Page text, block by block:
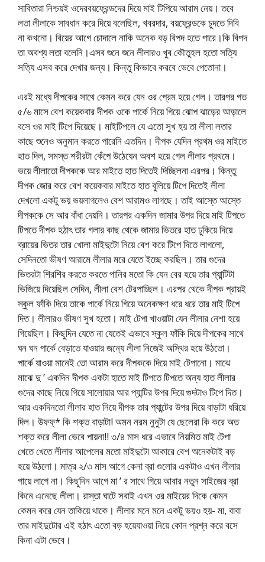
সাবিতারা নিশ্চয়ই ওদেরবয়ফ্রেন্ডদের দিয়ে মাই টিপিয়ে আরাম নেয়। তবে
লতা লীলাকে সাবধান করে দিয়ে বলেছিল, খবরদার, বয়ফ্রেন্ডকে চুদতে দিবি
না কখনো। বিয়ের আগে চোদালে নাকি অনেক বড় বিপদ হতে পারে।কি বিপদ
তা অবশ্য লতা বলেনি।এসব শুনে শুনে লীলারও খুব কৌতুহল হতো সত্যি
সত্যি এসব করে দেখার জন্য। কিন্তু কিভাবে করবে ভেবে পেতোনা।
এরই মধ্যে দীপকের সাথে কেমন করে যেন ওর প্রেম হয়ে গেল। তারপর গত
৫/৬ মাসে বেশ কয়েকবার দীপক ওকে পার্কে নিয়ে গিয়ে ঝোপ ঝাড়ের আড়ালে
বসে ওর মাই টিপে দিয়েছে। মাইটিপলে যে এতো সুখ হয় তা লীলা লতার
কাছে শুনেও অনুমান করতে পারেনি এতদিন। দীপক যেদিন প্রথম ওর মাইতে
হাত দিল, সমস্ত শরীরটা কেঁপে উঠেযেন অবশ হয়ে গেল লীলার প্রথমে।
ভয়ে লীলাতো দীপককে আর মাইতে হাত দিতেই দিচ্ছিলনা এরপর। কিন্তু
দীপক জোর করে বেশ কয়েকবার মাইতে হাত বুলিয়ে টিপে দিতেই লীলা
দেখলো একটু ভয় ভয়লাগলেও বেশ আরামও লাগছে। তাই আস্তে আস্তে
দীপককে সে আর বাঁধা দেয়নি। তারপর একদিন জামার উপর দিয়ে মাই টিপতে
টিপতে দীপক হঠাৎ তার গলার কাছ থেকে জামার ভিতরে হাত ঢুকিয়ে দিয়ে
ব্রায়ের ভিতর তার খোলা মাইদুটো নিয়ে বেশ করে টিপে দিতে লাগলো,
সেদিনতো ভীষণ আরামে লীলার মরে যেতে ইচ্ছে করছিল। তার গুদের
ভিতরটা শিরশির করতে করতে পানির মতো কি যেন বের হয়ে তার প্যান্টিটা
ভিজিয়ে দিয়েছিল সেদিন, লীলা বেশ টেরপাচ্ছিল। এরপর থেকে দীপক প্রায়ই
স্কুল ফাঁকি দিয়ে তাকে পার্কে নিয়ে গিয়ে অনেকক্ষণ ধরে ধরে তার মাই টিপে
দিত। লীলারও ভীষণ সুখ হতো। মাই টেপা খাওয়াটা যেন লীলার নেশা হয়ে
গিয়েছিল। কিছুদিন যেতে না যেতেই এভাবে স্কুল ফাঁকি দিয়ে দীপকের সাথে
ঘন ঘন পার্কে বেড়াতে যাওয়ার জন্যে লীলা নিজেই অস্থির হয়ে উঠতো।
পার্কে যাওয়া মানেই তো আরাম করে দীপককে দিয়ে মাই টেপানো। মাঝে
মাঝে দু ’ একদিন দীপক একটা হাতে মাই টিপতে টিপতে অন্য হাত লীলার
গুদের কাছে নিয়ে গিয়ে সালোয়ার আর প্যান্টির উপর দিয়ে গুদটাও টিপে দিত।
আর একদিনতো লীলার হাত নিয়ে দীপক তার প্যান্টের উপর দিয়ে বাড়াটা ধরিয়ে
দিল। উফফ্* কি শক্ত বাড়াটা! অমন নরম নুনুটা যে ছেলেরা কি করে অত
শক্ত করে লীলা ভেবে পায়না!! ৩/৪ মাস ধরে এভাবে নিয়মিত মাই টেপা
খেতে খেতে লীলার আপেলের মতো মাইদুটো আকারে বেশ অনেকটাই বড়
হয়ে উঠলো। মাত্র ২/৩ মাস আগে কেনা ব্রা গুলোর একটাও এখন লীলার
গায়ে লাগে না। কিছুদিন আগে মা ’ র সাথে গিয়ে আবার নতুন সাইজের ব্রা
কিনে এনেছে লীলা। রাস্তা ঘাটে সবাই এখন ওর মাইয়ের দিকে কেমন
কেমন করে যেন তাকিয়ে থাকে। লীলার মনে মনে একটু ভয়ও হয়- মা, বাবা
তার মাইদুটোর এই হঠাৎ এতো বড় হয়েযাওয়া নিয়ে কোন প্রশ্ন করে বসে
কিনা এটা ভেবে।